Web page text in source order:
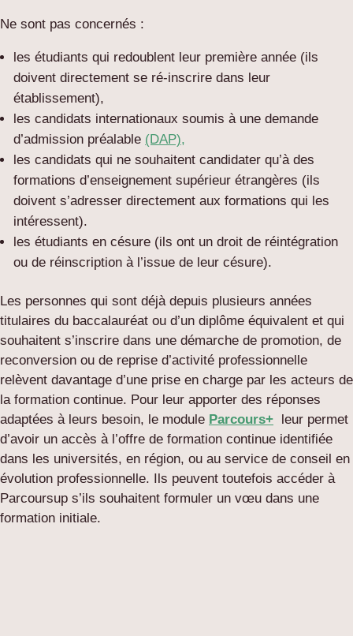
Ne sont pas concernés :
les étudiants qui redoublent leur première année (ils
doivent directement se ré-inscrire dans leur
établissement),
les candidats internationaux soumis à une demande
d’admission préalable (DAP),
les candidats qui ne souhaitent candidater qu’à des
formations d’enseignement supérieur étrangères (ils
doivent s’adresser directement aux formations qui les
intéressent).
les étudiants en césure (ils ont un droit de réintégration
ou de réinscription à l’issue de leur césure).
Les personnes qui sont déjà depuis plusieurs années
titulaires du baccalauréat ou d’un diplôme équivalent et qui
souhaitent s’inscrire dans une démarche de promotion, de
reconversion ou de reprise d’activité professionnelle
relèvent davantage d’une prise en charge par les acteurs de
la formation continue. Pour leur apporter des réponses
adaptées à leurs besoin, le module Parcours+
leur permet
d’avoir un accès à l’offre de formation continue identifiée
dans les universités, en région, ou au service de conseil en
évolution professionnelle. Ils peuvent toutefois accéder à
Parcoursup s’ils souhaitent formuler un vœu dans une
formation initiale.